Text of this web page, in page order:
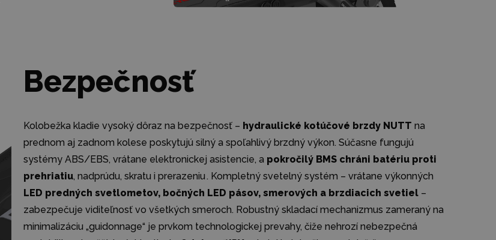
Bezpečnosť
Kolobežka kladie vysoký dôraz na bezpečnosť – hydraulické kotúčové brzdy NUTT na
prednom aj zadnom kolese poskytujú silný a spoľahlivý brzdný výkon. Súčasne fungujú
systémy ABS/EBS, vrátane elektronickej asistencie, a pokročilý BMS chráni batériu proti
prehriatiu, nadprúdu, skratu i prerazeniu . Kompletný svetelný systém – vrátane výkonných
LED predných svetlometov, bočných LED pásov, smerových a brzdiacich svetiel –
zabezpečuje viditeľnosť vo všetkých smeroch. Robustný skladací mechanizmus zameraný na
minimalizáciu „guidonnage“ je prvkom technologickej prevahy, čiže nehrozí nebezpečná